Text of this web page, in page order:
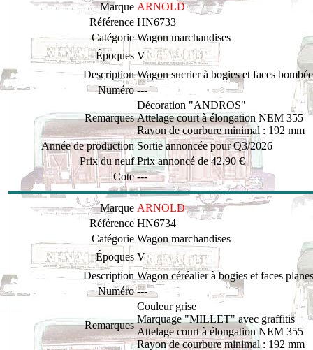
Marque ARNOLD
Référence HN6733
Catégorie Wagon marchandises
Époques V
Description Wagon sucrier à bogies et faces
Numéro ---
Remarques
Décoration "ANDROS"
Attelage court à élongation NEM 355
Rayon de courbure minimal : 192 mm
Année de production Sortie annoncée pour Q3/2026
Prix du neuf Prix annoncé de 42,90 €
Cote ---
Marque ARNOLD
Référence HN6734
Catégorie Wagon marchandises
Époques V
Description Wagon céréalier à bogies et faces planes
Numéro ---
Remarques
Couleur grise
Marquage "MILLET" avec graffitis
Attelage court à élongation NEM 355
Rayon de courbure minimal : 192 mm